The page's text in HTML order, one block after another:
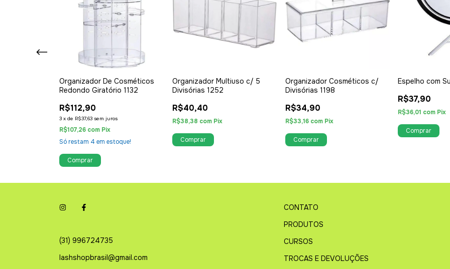
Organizador De Cosméticos
Redondo Giratório 1132
R$112,90
3 x de R$37,63 sem juros
R$107,26 com Pix
Só restam 4 em estoque!
Organizador Multiuso c/ 5
Divisórias 1252
R$40,40
R$38,38 com Pix
Organizador Cosméticos c/
Divisórias 1198
R$34,90
R$33,16 com Pix
Espelho com
R$37,90
R$36,01 com Pix
(31) 996724735
lashshopbrasil@gmail.com
CONTATO
PRODUTOS
CURSOS
TROCAS E DEVOLUÇÕES